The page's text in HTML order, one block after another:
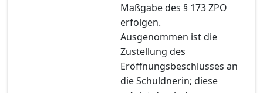
Maßgabe des § 173 ZPO
erfolgen.
Ausgenommen ist die
Zustellung des
Eröffnungsbeschlusses an
die Schuldnerin; diese